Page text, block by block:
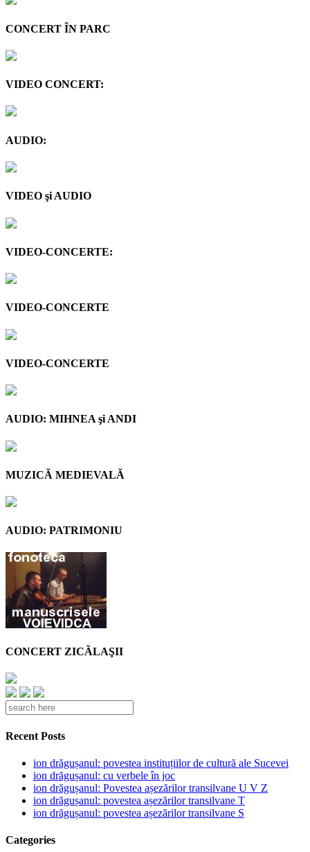
CONCERT ÎN PARC
VIDEO CONCERT:
AUDIO:
VIDEO şi AUDIO
VIDEO-CONCERTE:
VIDEO-CONCERTE
VIDEO-CONCERTE
AUDIO: MIHNEA şi ANDI
MUZICĂ MEDIEVALĂ
AUDIO: PATRIMONIU
CONCERT ZICĂLAŞII
Recent Posts
ion drăgușanul: povestea instituțiilor de cultură ale Sucevei
ion drăgușanul: cu verbele în joc
ion drăgușanul: Povestea așezărilor transilvane U V Z
ion drăgușanul: povestea așezărilor transilvane T
ion drăgușanul: povestea așezărilor transilvane S
Categories